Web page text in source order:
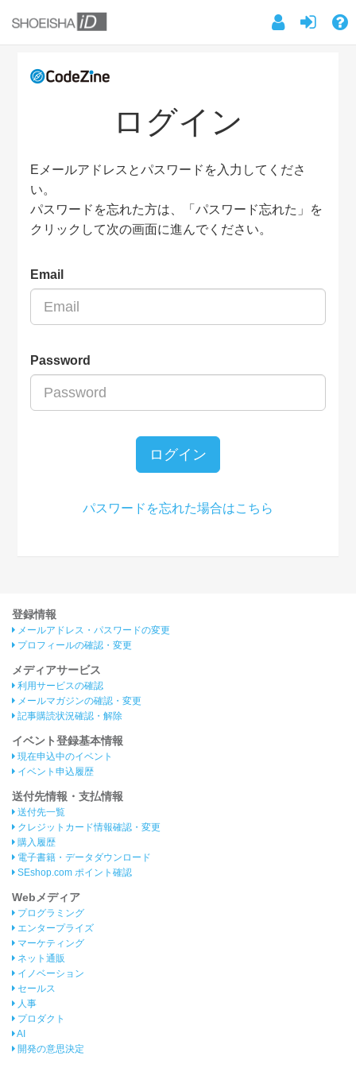
ログイン
Eメールアドレスとパスワードを入力してくださ
い。
パスワードを忘れた方は、「パスワード忘れた」を
クリックして次の画面に進んでください。
Email
Password
ログイン
パスワードを忘れた場合はこちら
登録情報
メールアドレス・パスワードの変更
プロフィールの確認・変更
メディアサービス
利用サービスの確認
メールマガジンの確認・変更
記事購読状況確認・解除
イベント登録基本情報
現在申込中のイベント
イベント申込履歴
送付先情報・支払情報
送付先一覧
クレジットカード情報確認・変更
購入履歴
電子書籍・データダウンロード
SEshop.com ポイント確認
Webメディア
プログラミング
エンタープライズ
マーケティング
ネット通販
イノベーション
セールス
人事
プロダクト
AI
開発の意思決定